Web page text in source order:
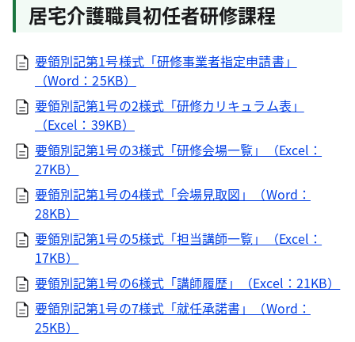
居宅介護職員初任者研修課程
要領別記第1号様式「研修事業者指定申請書」
（Word：25KB）
要領別記第1号の2様式「研修カリキュラム表」
（Excel：39KB）
要領別記第1号の3様式「研修会場一覧」（Excel：
27KB）
要領別記第1号の4様式「会場見取図」（Word：
28KB）
要領別記第1号の5様式「担当講師一覧」（Excel：
17KB）
要領別記第1号の6様式「講師履歴」（Excel：21KB）
要領別記第1号の7様式「就任承諾書」（Word：
25KB）